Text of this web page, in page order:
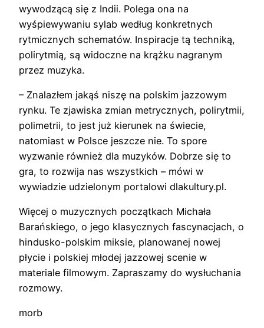
wywodzącą się z Indii. Polega ona na
wyśpiewywaniu sylab według konkretnych
rytmicznych schematów. Inspiracje tą techniką,
polirytmią, są widoczne na krążku nagranym
przez muzyka.
– Znalazłem jakąś niszę na polskim jazzowym
rynku. Te zjawiska zmian metrycznych, polirytmii,
polimetrii, to jest już kierunek na świecie,
natomiast w Polsce jeszcze nie. To spore
wyzwanie również dla muzyków. Dobrze się to
gra, to rozwija nas wszystkich – mówi w
wywiadzie udzielonym portalowi dlakultury.pl.
Więcej o muzycznych początkach Michała
Barańskiego, o jego klasycznych fascynacjach, o
hindusko-polskim miksie, planowanej nowej
płycie i polskiej młodej jazzowej scenie w
materiale filmowym. Zapraszamy do wysłuchania
rozmowy.
morb